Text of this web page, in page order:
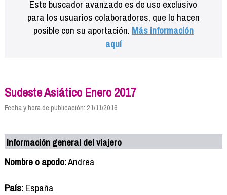
Este buscador avanzado es de uso exclusivo
para los usuarios colaboradores, que lo hacen
posible con su aportación. Más información
aquí
Sudeste Asiático Enero 2017
Fecha y hora de publicación: 21/11/2016
Información general del viajero
Nombre o apodo:Andrea
País:España